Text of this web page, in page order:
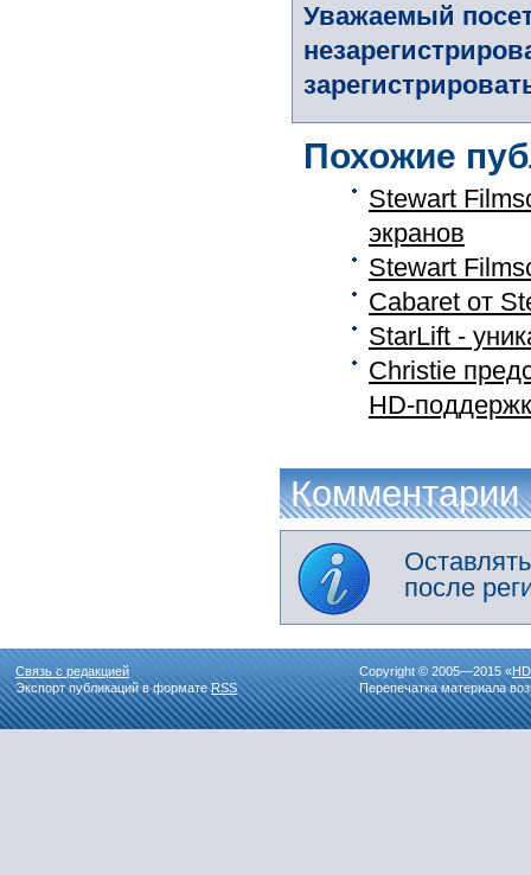
Уважаемый
Похожие
Stewart
экранов
Stewart
Cabaret от
StarLift -
Christie
HD-
Комментарии
после
Связь с редакцией
Экспорт публикаций в форматеRSS
Copyright © 2005—2015 «
Перепечатка материала